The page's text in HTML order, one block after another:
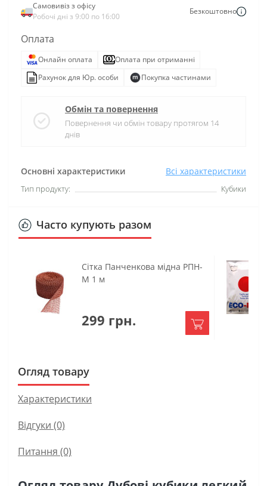
Основні характеристики Всі характеристики
Тип продукту: Кубики
Самовивіз з офісу
Робочі дні з 9:00 по 16:00
Безкоштовно
Оплата
Онлайн оплата
Оплата при отриманні
Рахунок для Юр. особи
Покупка частинами
Обмін та повернення
Повернення чи обмін товару протягом 14
днів
Часто купують разом
Сітка Панченкова мідна РПН-
М 1 м
299 грн.
Огляд товару
Характеристики
Відгуки (0)
Питання (0)